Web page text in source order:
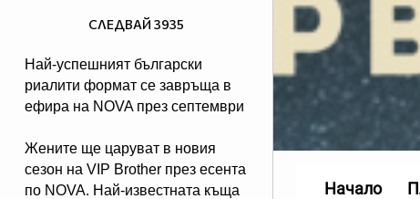
Най-успешният български
риалити формат се завръща в
ефира на NOVA през септември
Жените ще царуват в новия
сезон на VIP Brother през есента
по NOVA. Най-известната къща
СЛЕДВАЙ 3935
Начало